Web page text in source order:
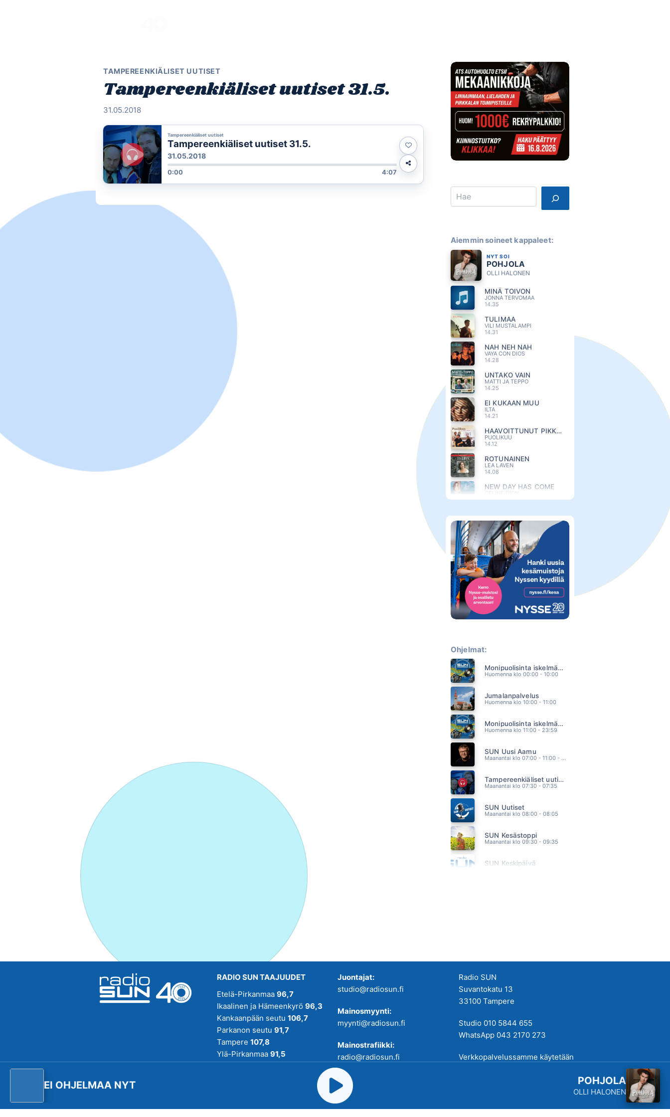
TAMPEREENKIÄLISET UUTISET
Tampereenkiäliset uutiset 31.5.
31.05.2018
Tampereenkiäliset uutiset
Tampereenkiäliset uutiset 31.5.
31.05.2018
0:00 4:07
Search
Aiemmin soineet kappaleet:
NYT SOI
POHJOLA
OLLI HALONEN
MINÄ TOIVON
JONNA TERVOMAA
14.35
TULIMAA
VILI MUSTALAMPI
14.31
NAH NEH NAH
VAYA CON DIOS
14.28
UNTAKO VAIN
MATTI JA TEPPO
14.25
EI KUKAAN MUU
ILTA
14.21
HAAVOITTUNUT PIKKUINEN
PUOLIKUU
14.12
ROTUNAINEN
LEA LAVEN
14.08
NEW DAY HAS COME
14.04
UUSI ALKU
TEEMU ROIVAINEN
14.01
OLIN VAIN TUULI
EPPU NORMAALI
13.55
NAUTI JA ELÄ
MATTI ESKO
13.51
UNELMAVÄVY
ROBIN PACKALEN
13.49
YLIVOIMAINEN
13.40
13.36
13.32
13.29
13.25
13.20
Ohjelmat:
Monipuolisinta iskelmää ja parasta poppia
Huomenna klo 00:00 - 10:00
Jumalanpalvelus
Huomenna klo 10:00 - 11:00
Monipuolisinta iskelmää ja parasta poppia
Huomenna klo 11:00 - 23:59
SUN Uusi Aamu
Maanantai klo 07:00 - 11:00 - Studiossa: Kimmo Hoivassilta
Tampereenkiäliset uutiset
Maanantai klo 07:30 - 07:35
SUN Uutiset
Maanantai klo 08:00 - 08:05
SUN Kesästoppi
Maanantai klo 09:30 - 09:35
SUN Keskipäivä
RADIO SUN TAAJUUDET
Etelä-Pirkanmaa 96,7
Ikaalinen ja Hämeenkyrö 96,3
Kankaanpään seutu 106,7
Parkanon seutu 91,7
Tampere 107,8
Ylä-Pirkanmaa 91,5
Pirmedioita.
Juontajat:
studio@radiosun.fi
Mainosmyynti:
myynti@radiosun.fi
Mainostrafiikki:
radio@radiosun.fi
Uutis-, juttu- ja menovinkit:
toimitus@radiosun.fi
Radio SUN
Suvantokatu 13
33100 Tampere
Studio 010 5844 655
WhatsApp 043 2170 273
Verkkopalvelussamme käytetään
EI OHJELMAA NYT POHJOLA
OLLI HALONEN